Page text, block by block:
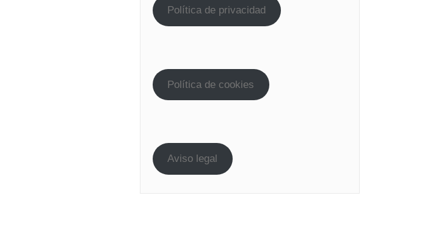
Política de privacidad
Política de cookies
Aviso legal